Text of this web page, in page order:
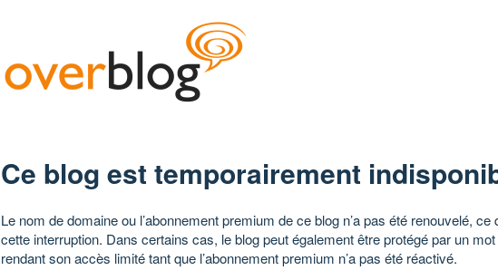
Ce blog est temporairement
Le nom de domaine ou l’abonnement premium de ce blog n’a pas été renouvelé, ce
cette interruption. Dans certains cas, le blog peut également être protégé par un
rendant son accès limité tant que l’abonnement premium n’a pas été réactivé.